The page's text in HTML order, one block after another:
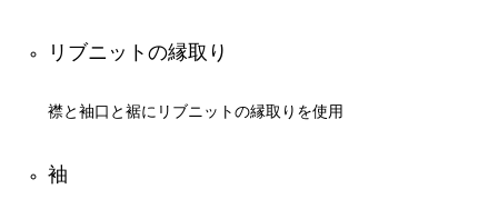
リブニットの縁取り
襟と袖口と裾にリブニットの縁取りを使用
袖